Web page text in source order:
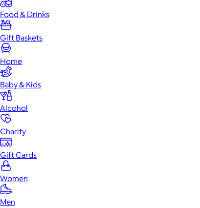
Food & Drinks
Gift Baskets
Home
Baby & Kids
Alcohol
Charity
Gift Cards
Women
Men